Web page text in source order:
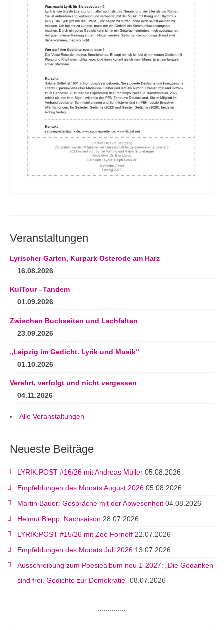
Veranstaltungen
Lyrischer Garten, Kurpark Osterode am Harz
16.08.2026
KulTour –Tandem
01.09.2026
Zwischen Buchseiten und Lachfalten
23.09.2026
„Leipzig im Gedicht. Lyrik und Musik“
01.10.2026
Verehrt, verfolgt und nicht vergessen
04.11.2026
Alle Veranstaltungen
Neueste Beiträge
LYRIK:POST #16/26 mit Andreas Müller 05.08.2026
Empfehlungen des Monats August 2026 05.08.2026
Martin Bauer: Gespräche mit der Abwesenheit 04.08.2026
Helmut Blepp: Nachsaison 28.07.2026
LYRIK:POST #15/26 mit Zoe Fornoff 22.07.2026
Empfehlungen des Monats Juli 2026 13.07.2026
Ausschreibung zum Poesiealbum neu 1-2027: „Die Gedanken
sind frei. Gedichte zur Demokratie“ 08.07.2026